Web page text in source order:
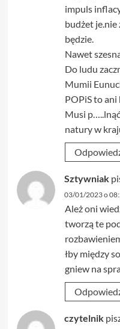
impuls
budżet je.nie
będzie.
Nawet
Do ludu
Mumii
POPiS to
Musi
natury w
Sztywniak
03/01/2023 o
Ależ oni
tworzą te
łby między
gniew na
czytelnik